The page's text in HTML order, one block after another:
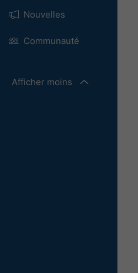
Nouvelles
Communauté
Afficher moins